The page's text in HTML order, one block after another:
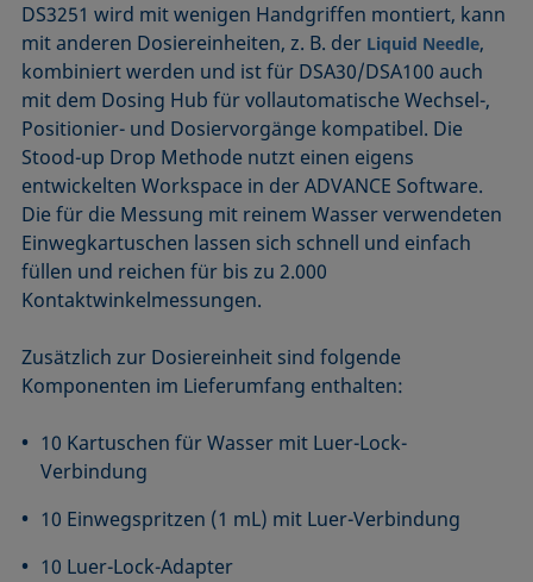
DS3251 wird mit wenigen Handgriffen montiert, kann
mit anderen Dosiereinheiten, z. B. der Liquid Needle,
kombiniert werden und ist für DSA30/DSA100 auch
mit dem Dosing Hub für vollautomatische Wechsel-,
Positionier- und Dosiervorgänge kompatibel. Die
Stood-up Drop Methode nutzt einen eigens
entwickelten Workspace in der ADVANCE Software.
Die für die Messung mit reinem Wasser verwendeten
Einwegkartuschen lassen sich schnell und einfach
füllen und reichen für bis zu 2.000
Kontaktwinkelmessungen.
Zusätzlich zur Dosiereinheit sind folgende
Komponenten im Lieferumfang enthalten:
10 Kartuschen für Wasser mit Luer-Lock-
Verbindung
10 Einwegspritzen (1 mL) mit Luer-Verbindung
10 Luer-Lock-Adapter